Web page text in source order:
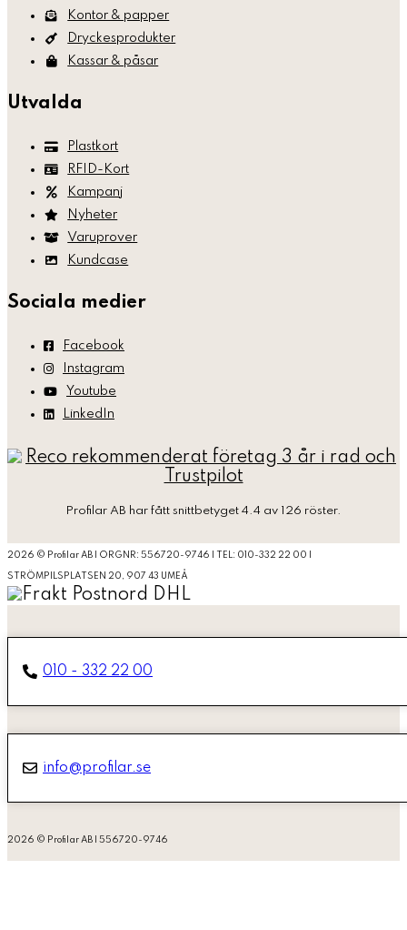
Kontor & papper
Dryckesprodukter
Kassar & påsar
Utvalda
Plastkort
RFID-Kort
Kampanj
Nyheter
Varuprover
Kundcase
Sociala medier
Facebook
Instagram
Youtube
LinkedIn
Profilar AB har fått snittbetyget 4.4 av 126 röster.
2026 © Profilar AB | ORGNR: 556720-9746 | TEL: 010-332 22 00 |
STRÖMPILSPLATSEN 20, 907 43 UMEÅ
010 - 332 22 00
info@profilar.se
2026 © Profilar AB | 556720-9746